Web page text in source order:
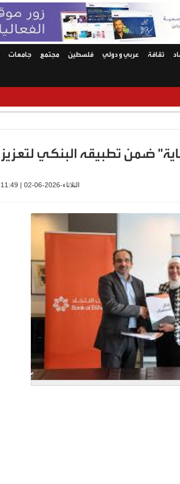
ثقافة عربي و دولي فلسطين مجتمع جامعات
ضمن تطبيقه البنكي لتعزيز
الثلاثاء-2026-06-02 | 11:49 am